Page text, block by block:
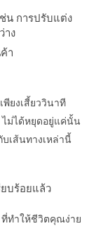
น การปรับแต่ง
าง
า
ยงเสี้ยววินาที
ไม่ได้หยุดอยู่แค่นั้น
เส้นทางเหล่านี้
ยบร้อยแล้ว
ที่ทำให้ชีวิตคุณง่าย